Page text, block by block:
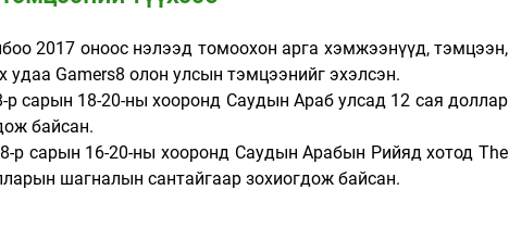
2017 оноос нэлээд томоохон арга хэмжээнүүд, тэмцээн,
удаа Gamers8 олон улсын тэмцээнийг эхэлсэн.
сарын 18-20-ны хооронд Саудын Араб улсад 12 сая доллар
байсан.
р сарын 16-20-ны хооронд Саудын Арабын Рийяд хотод The
шагналын сантайгаар зохиогдож байсан.